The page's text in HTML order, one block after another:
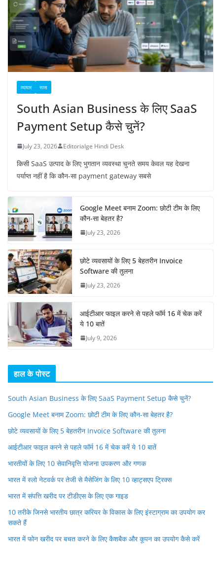
व्यापार सास
South Asian Business के लिए SaaS
Payment Setup कैसे चुनें?
July 23, 2026 Editorialge Hindi Desk
किसी SaaS उत्पाद के लिए भुगतान व्यवस्था चुनते समय केवल यह देखना
पर्याप्त नहीं है कि कौन-सा payment gateway सबसे
Google Meet बनाम Zoom: छोटी टीम के लिए
कौन-सा बेहतर है?
July 23, 2026
छोटे व्यवसायों के लिए 5 बेहतरीन Invoice
Software की तुलना
July 23, 2026
आईटीआर फाइल करने से पहले फॉर्म 16 में चेक करें
ये 10 बातें
July 9, 2026
हाल के पोस्ट
South Asian Business के लिए SaaS Payment Setup कैसे चुनें?
Google Meet बनाम Zoom: छोटी टीम के लिए कौन-सा बेहतर है?
छोटे व्यवसायों के लिए 5 बेहतरीन Invoice Software की तुलना
आईटीआर फाइल करने से पहले फॉर्म 16 में चेक करें ये 10 बातें
भारतीयों के लिए 10 सेवानिवृत्ति योजना उपकरण और गणक
भारत में स्लो नेटवर्क पर तेजी से मैसेजिंग के लिए 10 व्हाट्सएप ट्रिक्स
भारत में संपत्ति खरीद पर टीडीएस के लिए एक गाइड
10 तरीके जिनसे भारतीय छात्र करियर के विकास के लिए इंस्टाग्राम का उपयोग कर
सकते हैं
भारत में फोन खरीद पर बचत करने के लिए कैशबैक और कूपन का उपयोग कैसे करें